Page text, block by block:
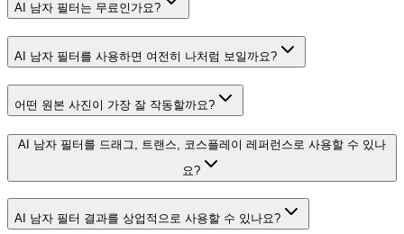
AI 남자 필터는 무료인가요?
AI 남자 필터를 사용하면 여전히 나처럼 보일까요?
어떤 원본 사진이 가장 잘 작동할까요?
AI 남자 필터를 드래그, 트랜스, 코스플레이 레퍼런스로 사용할 수 있나
요?
AI 남자 필터 결과를 상업적으로 사용할 수 있나요?